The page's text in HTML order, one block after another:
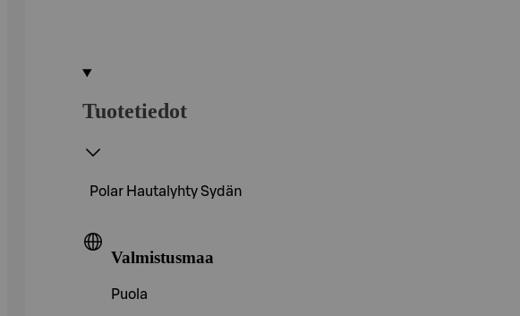
Tuotetiedot
Polar Hautalyhty Sydän
Valmistusmaa
Puola